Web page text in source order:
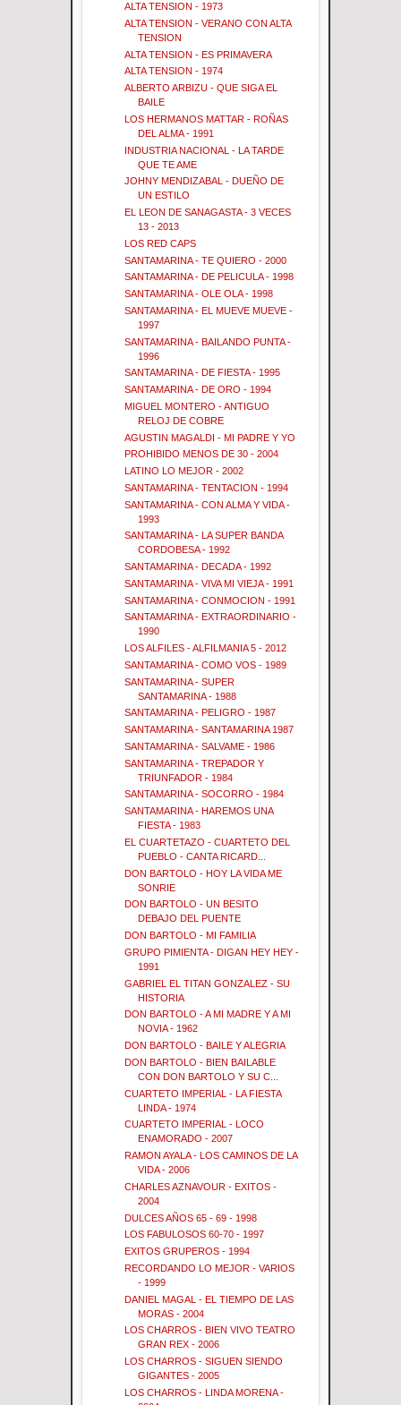
ALTA TENSION - 1973
ALTA TENSION - VERANO CON ALTA
TENSION
ALTA TENSION - ES PRIMAVERA
ALTA TENSION - 1974
ALBERTO ARBIZU - QUE SIGA EL
BAILE
LOS HERMANOS MATTAR - ROÑAS
DEL ALMA - 1991
INDUSTRIA NACIONAL - LA TARDE
QUE TE AME
JOHNY MENDIZABAL - DUEÑO DE
UN ESTILO
EL LEON DE SANAGASTA - 3 VECES
13 - 2013
LOS RED CAPS
SANTAMARINA - TE QUIERO - 2000
SANTAMARINA - DE PELICULA - 1998
SANTAMARINA - OLE OLA - 1998
SANTAMARINA - EL MUEVE MUEVE -
1997
SANTAMARINA - BAILANDO PUNTA -
1996
SANTAMARINA - DE FIESTA - 1995
SANTAMARINA - DE ORO - 1994
MIGUEL MONTERO - ANTIGUO
RELOJ DE COBRE
AGUSTIN MAGALDI - MI PADRE Y YO
PROHIBIDO MENOS DE 30 - 2004
LATINO LO MEJOR - 2002
SANTAMARINA - TENTACION - 1994
SANTAMARINA - CON ALMA Y VIDA -
1993
SANTAMARINA - LA SUPER BANDA
CORDOBESA - 1992
SANTAMARINA - DECADA - 1992
SANTAMARINA - VIVA MI VIEJA - 1991
SANTAMARINA - CONMOCION - 1991
SANTAMARINA - EXTRAORDINARIO -
1990
LOS ALFILES - ALFILMANIA 5 - 2012
SANTAMARINA - COMO VOS - 1989
SANTAMARINA - SUPER
SANTAMARINA - 1988
SANTAMARINA - PELIGRO - 1987
SANTAMARINA - SANTAMARINA 1987
SANTAMARINA - SALVAME - 1986
SANTAMARINA - TREPADOR Y
TRIUNFADOR - 1984
SANTAMARINA - SOCORRO - 1984
SANTAMARINA - HAREMOS UNA
FIESTA - 1983
EL CUARTETAZO - CUARTETO DEL
PUEBLO - CANTA RICARD...
DON BARTOLO - HOY LA VIDA ME
SONRIE
DON BARTOLO - UN BESITO
DEBAJO DEL PUENTE
DON BARTOLO - MI FAMILIA
GRUPO PIMIENTA - DIGAN HEY HEY -
1991
GABRIEL EL TITAN GONZALEZ - SU
HISTORIA
DON BARTOLO - A MI MADRE Y A MI
NOVIA - 1962
DON BARTOLO - BAILE Y ALEGRIA
DON BARTOLO - BIEN BAILABLE
CON DON BARTOLO Y SU C...
CUARTETO IMPERIAL - LA FIESTA
LINDA - 1974
CUARTETO IMPERIAL - LOCO
ENAMORADO - 2007
RAMON AYALA - LOS CAMINOS DE LA
VIDA - 2006
CHARLES AZNAVOUR - EXITOS -
2004
DULCES AÑOS 65 - 69 - 1998
LOS FABULOSOS 60-70 - 1997
EXITOS GRUPEROS - 1994
RECORDANDO LO MEJOR - VARIOS
- 1999
DANIEL MAGAL - EL TIEMPO DE LAS
MORAS - 2004
LOS CHARROS - BIEN VIVO TEATRO
GRAN REX - 2006
LOS CHARROS - SIGUEN SIENDO
GIGANTES - 2005
LOS CHARROS - LINDA MORENA -